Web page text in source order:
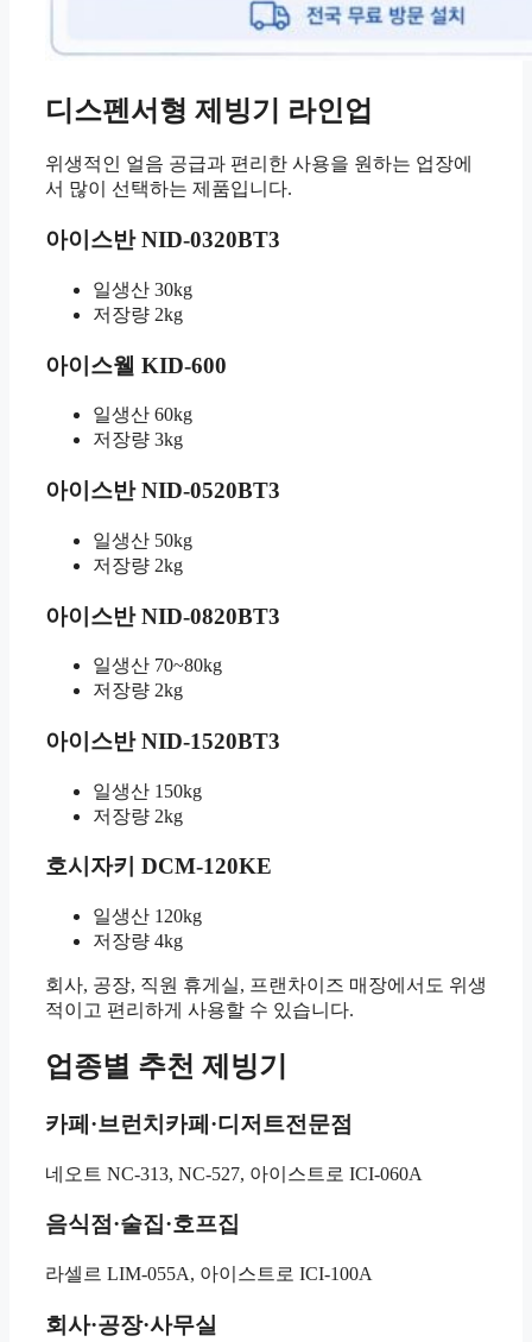
디스펜서형 제빙기 라인업
위생적인 얼음 공급과 편리한 사용을 원하는 업장에
서 많이 선택하는 제품입니다.
아이스반 NID-0320BT3
일생산 30kg
저장량 2kg
아이스웰 KID-600
일생산 60kg
저장량 3kg
아이스반 NID-0520BT3
일생산 50kg
저장량 2kg
아이스반 NID-0820BT3
일생산 70~80kg
저장량 2kg
아이스반 NID-1520BT3
일생산 150kg
저장량 2kg
호시자키 DCM-120KE
일생산 120kg
저장량 4kg
회사, 공장, 직원 휴게실, 프랜차이즈 매장에서도 위생
적이고 편리하게 사용할 수 있습니다.
업종별 추천 제빙기
카페·브런치카페·디저트전문점
네오트 NC-313, NC-527, 아이스트로 ICI-060A
음식점·술집·호프집
라셀르 LIM-055A, 아이스트로 ICI-100A
회사·공장·사무실